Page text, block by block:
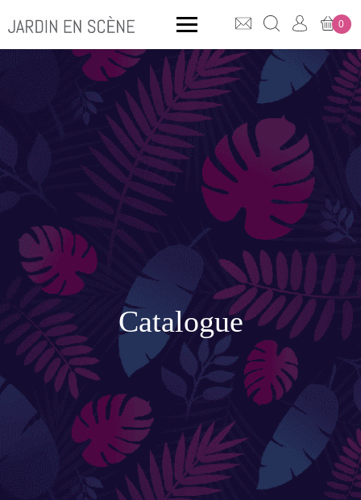
CLICK & COLLECT
MOBILIER OUTDOOR
Bancs
Rangements
ACCESSOIRES
Accessoires de jardinage
Boites aux lettres
Enceintes extérieures
0
QUE CHERCHEZ-VOUS ?
Catalogue